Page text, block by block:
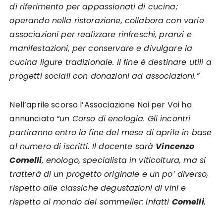
di riferimento per appassionati di cucina;
operando nella ristorazione, collabora con varie
associazioni per realizzare rinfreschi, pranzi e
manifestazioni, per conservare e divulgare la
cucina ligure tradizionale. Il fine è destinare utili a
progetti sociali con donazioni ad associazioni.”
Nell’aprile scorso l’Associazione Noi per Voi ha
annunciato “un Corso di enologia. Gli incontri
partiranno entro la fine del mese di aprile in base
al numero di iscritti. Il docente sarà Vincenzo
Comelli, enologo, specialista in viticoltura, ma si
tratterà di un progetto originale e un po’ diverso,
rispetto alle classiche degustazioni di vini e
rispetto al mondo dei sommelier: infatti Comelli,